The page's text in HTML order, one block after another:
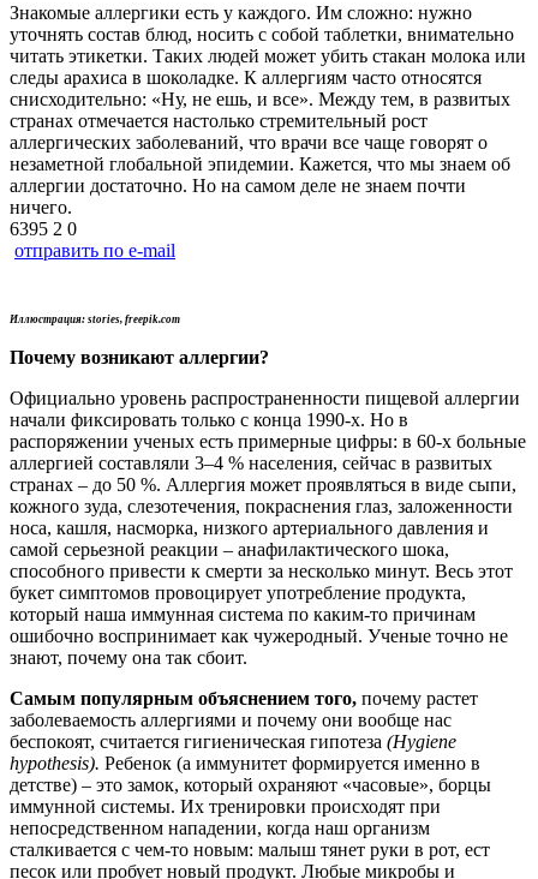
Знакомые аллергики есть у каждого. Им сложно: нужно
уточнять состав блюд, носить с собой таблетки, внимательно
читать этикетки. Таких людей может убить стакан молока или
следы арахиса в шоколадке. К аллергиям часто относятся
снисходительно: «Ну, не ешь, и все». Между тем, в развитых
странах отмечается настолько стремительный рост
аллергических заболеваний, что врачи все чаще говорят о
незаметной глобальной эпидемии. Кажется, что мы знаем об
аллергии достаточно. Но на самом деле не знаем почти
ничего.
6395 2 0
отправить по e-mail
Иллюстрация: stories, freepik.com
Почему возникают аллергии?
Официально уровень распространенности пищевой аллергии
начали фиксировать только с конца 1990-х. Но в
распоряжении ученых есть примерные цифры: в 60-х больные
аллергией составляли 3–4 % населения, сейчас в развитых
странах – до 50 %. Аллергия может проявляться в виде сыпи,
кожного зуда, слезотечения, покраснения глаз, заложенности
носа, кашля, насморка, низкого артериального давления и
самой серьезной реакции – анафилактического шока,
способного привести к смерти за несколько минут. Весь этот
букет симптомов провоцирует употребление продукта,
который наша иммунная система по каким-то причинам
ошибочно воспринимает как чужеродный. Ученые точно не
знают, почему она так сбоит.
Самым популярным объяснением того, почему растет
заболеваемость аллергиями и почему они вообще нас
беспокоят, считается гигиеническая гипотеза (Hygiene
hypothesis). Ребенок (а иммунитет формируется именно в
детстве) – это замок, который охраняют «часовые», борцы
иммунной системы. Их тренировки происходят при
непосредственном нападении, когда наш организм
сталкивается с чем-то новым: малыш тянет руки в рот, ест
песок или пробует новый продукт. Любые микробы и